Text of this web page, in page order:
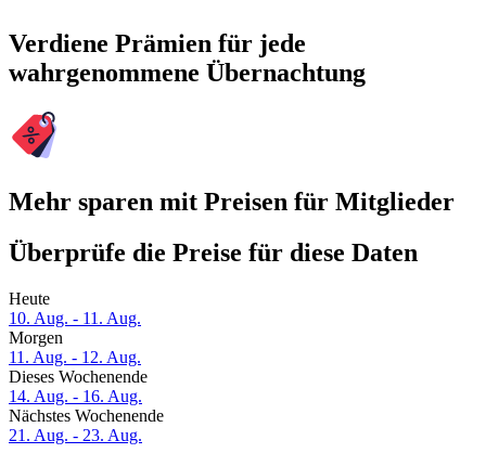
Verdiene Prämien für jede
wahrgenommene Übernachtung
Mehr sparen mit Preisen für Mitglieder
Überprüfe die Preise für diese Daten
Heute
10. Aug. - 11. Aug.
Morgen
11. Aug. - 12. Aug.
Dieses Wochenende
14. Aug. - 16. Aug.
Nächstes Wochenende
21. Aug. - 23. Aug.